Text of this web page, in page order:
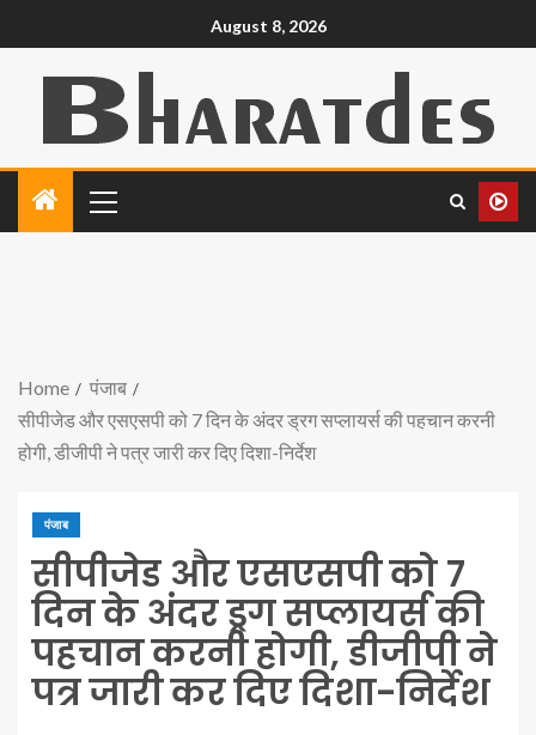
August 8, 2026
Home
पंजाब
सीपीजेड और एसएसपी को 7 दिन के अंदर ड्रग सप्लायर्स की पहचान करनी
होगी, डीजीपी ने पत्र जारी कर दिए दिशा-निर्देश
पंजाब
सीपीजेड और एसएसपी को 7
दिन के अंदर ड्रग सप्लायर्स की
पहचान करनी होगी, डीजीपी ने
पत्र जारी कर दिए दिशा-निर्देश